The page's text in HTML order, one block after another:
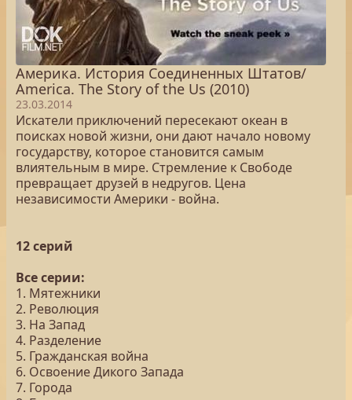
Америка. История Соединенных Штатов/
America. The Story of the Us (2010)
23.03.2014
Искатели приключений пересекают океан в
поисках новой жизни, они дают начало новому
государству, которое становится самым
влиятельным в мире. Стремление к Свободе
превращает друзей в недругов. Цена
независимости Америки - война.
12 серий
Все серии:
1. Мятежники
2. Революция
3. На Запад
4. Разделение
5. Гражданская война
6. Освоение Дикого Запада
7. Города